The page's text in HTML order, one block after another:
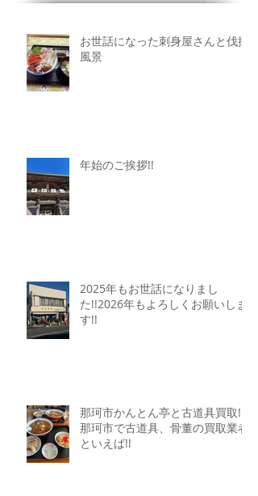
お世話になった刺身屋さんと伐採
風景
年始のご挨拶!!
2025年もお世話になりまし
た!!2026年もよろしくお願いしま
す!!
那珂市かんとん亭と古道具買取!!
那珂市で古道具、骨董の買取業者
といえば!!